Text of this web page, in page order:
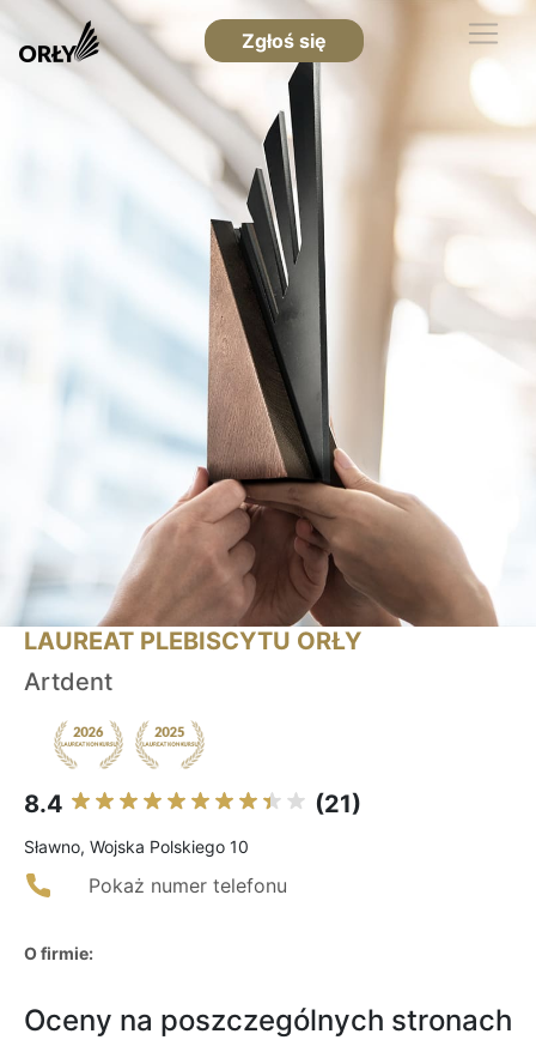
Zgłoś się
LAUREAT PLEBISCYTU ORŁY
Artdent
8.4 (21)
Sławno, Wojska Polskiego 10
Pokaż numer telefonu
O firmie:
Oceny na poszczególnych stronach